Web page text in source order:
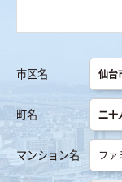
市区名
町名
マンション名